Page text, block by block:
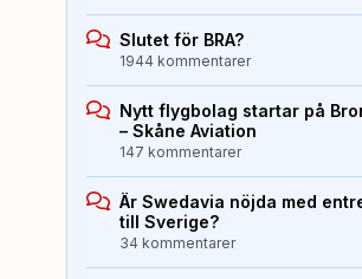
Slutet för BRA?
1944 kommentarer
Nytt flygbolag startar på
– Skåne Aviation
147 kommentarer
Är Swedavia nöjda med
till Sverige?
34 kommentarer